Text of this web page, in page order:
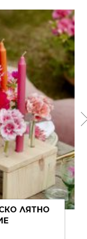
ОТ
КЪМ